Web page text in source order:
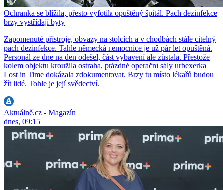
Ochranka se blížila, přesto vyfotila opuštěný špitál. Pach dezinfekce
brzy vystřídají byty
Zapomenuté přístroje, obvazy na stolcích a v chodbách stále citelný
pach dezinfekce. Tahle německá nemocnice je už pár let opuštěná.
Personál ze dne na den odešel, část vybavení ale zůstala. Přestože
kolem objektu kroužila ostraha, prázdné operační sály urbexerka
Lost in Time dokázala zdokumentovat. Brzy tu místo lékařů budou
žít lidé. Tohle je její svědectví.
Aktuálně.cz - Magazín
dnes, 09:15